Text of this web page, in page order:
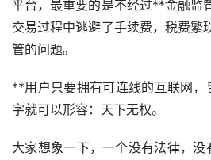
平台，最重要的是不经过**金融监
交易过程中逃避了手续费，税费繁
管的问题。
**用户只要拥有可连线的互联网
字就可以形容：天下无权。
大家想象一下，一个没有法律，